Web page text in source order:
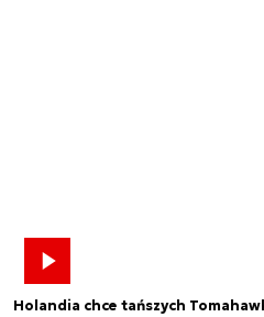
Holandia chce tańszych